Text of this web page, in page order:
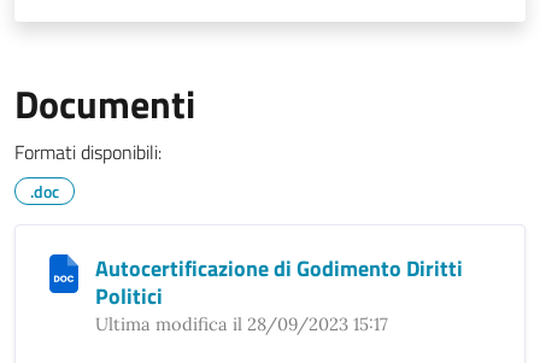
Documenti
Formati disponibili:
.doc
Autocertificazione di Godimento Diritti
Politici
Ultima modifica il 28/09/2023 15:17